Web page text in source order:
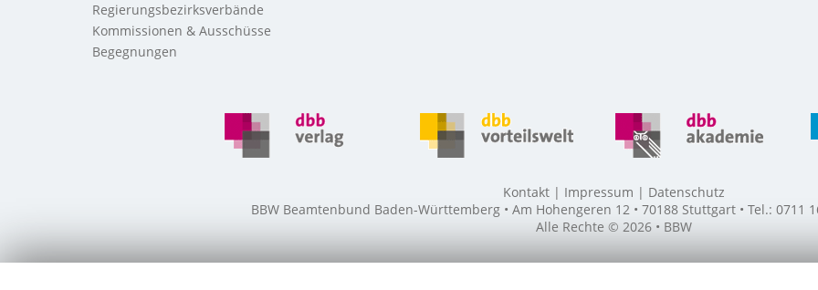
Regierungsbezirksverbände
Kommissionen & Ausschüsse
Begegnungen
Kontakt Impressum
Datenschutz
BBW Beamtenbund Baden-Württemberg • Am Hohengeren 12 • 70188 Stuttgart • Tel.: 0711
Alle Rechte © 2026 • BBW